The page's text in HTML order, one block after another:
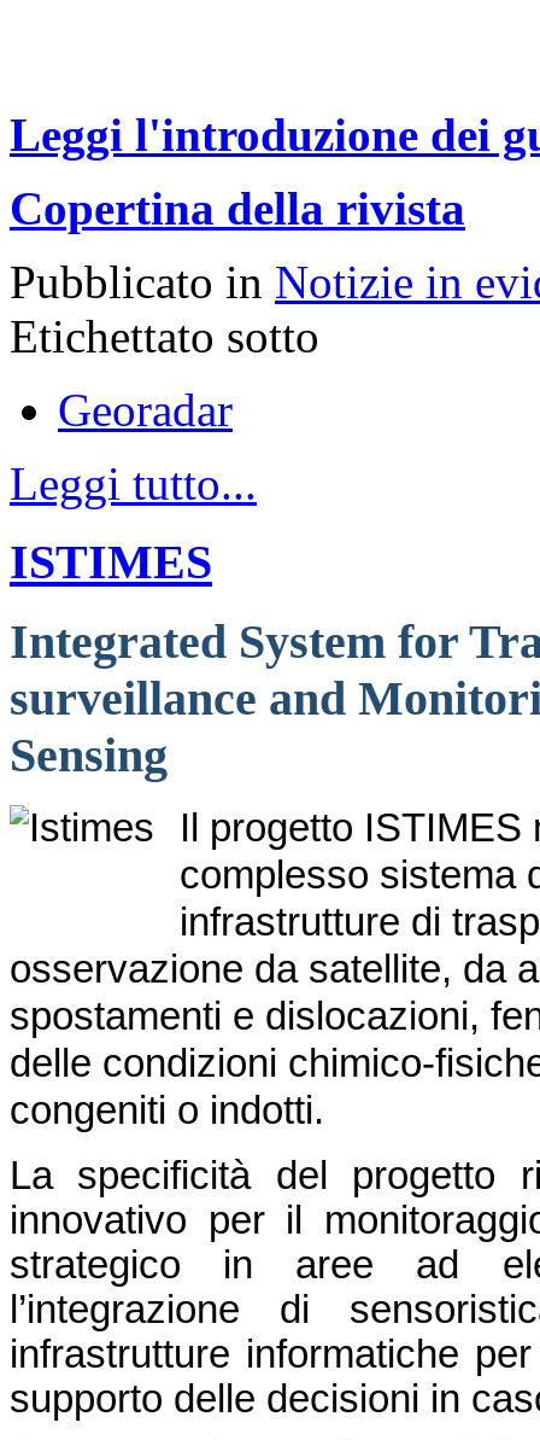
Leggi l'introduzione dei
Copertina della rivista
Pubblicato in Notizie in
Etichettato sotto
Georadar
Leggi tutto...
ISTIMES
Integrated System for
surveillance and
Sensing
Il progetto ISTIMES
complesso sistema
infrastrutture di
osservazione da satellite, da
spostamenti e dislocazioni,
delle condizioni chimico-
congeniti o indotti.
La specificità del progetto
innovativo per il
strategico in aree ad
l’integrazione di
infrastrutture informatiche
supporto delle decisioni in